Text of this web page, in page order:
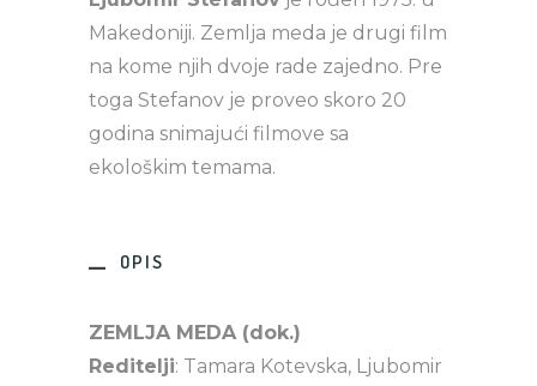
Makedoniji. Zemlja meda je drugi film
na kome njih dvoje rade zajedno. Pre
toga Stefanov je proveo skoro 20
godina snimajući filmove sa
ekološkim temama.
OPIS
ZEMLJA MEDA (dok.)
Reditelji: Tamara Kotevska, Ljubomir